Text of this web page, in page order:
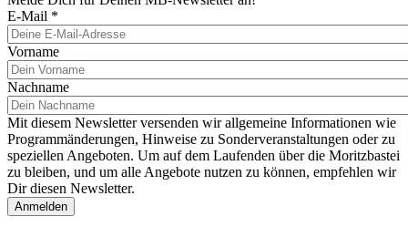
E-Mail *
Vorname
Nachname
Mit diesem Newsletter versenden wir allgemeine Informationen wie
Programmänderungen, Hinweise zu Sonderveranstaltungen oder zu
speziellen Angeboten. Um auf dem Laufenden über die Moritzbastei
zu bleiben, und um alle Angebote nutzen zu können, empfehlen wir
Dir diesen Newsletter.